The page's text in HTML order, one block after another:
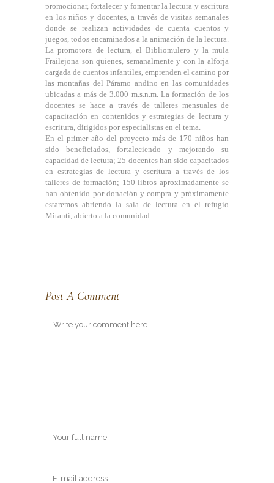
promocionar, fortalecer y fomentar la lectura y escritura
en los niños y docentes, a través de visitas semanales
donde se realizan actividades de cuenta cuentos y
juegos, todos encaminados a la animación de la lectura.
La promotora de lectura, el Bibliomulero y la mula
Frailejona son quienes, semanalmente y con la alforja
cargada de cuentos infantiles, emprenden el camino por
las montañas del Páramo andino en las comunidades
ubicadas a más de 3.000 m.s.n.m. La formación de los
docentes se hace a través de talleres mensuales de
capacitación en contenidos y estrategias de lectura y
escritura, dirigidos por especialistas en el tema.
En el primer año del proyecto más de 170 niños han
sido beneficiados, fortaleciendo y mejorando su
capacidad de lectura; 25 docentes han sido capacitados
en estrategias de lectura y escritura a través de los
talleres de formación; 150 libros aproximadamente se
han obtenido por donación y compra y próximamente
estaremos abriendo la sala de lectura en el refugio
Mitantí, abierto a la comunidad.
Post A Comment